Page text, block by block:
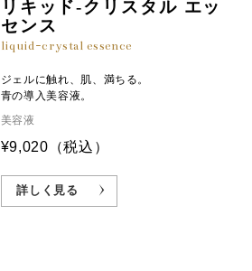
リキッド-クリスタル エッ
センス
liquid-crystal essence
ジェルに触れ、肌、満ちる。
青の導入美容液。
美容液
¥9,020 （税込）
詳しく見る